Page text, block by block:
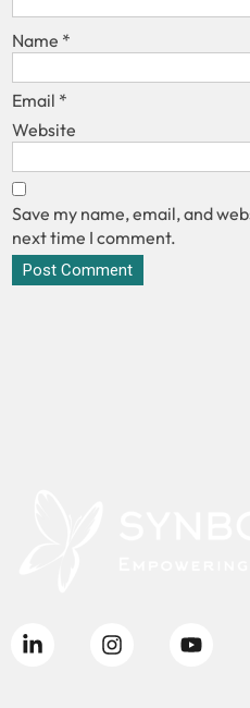
Name *
Email *
Website
Save my name, email, and
next time I comment.